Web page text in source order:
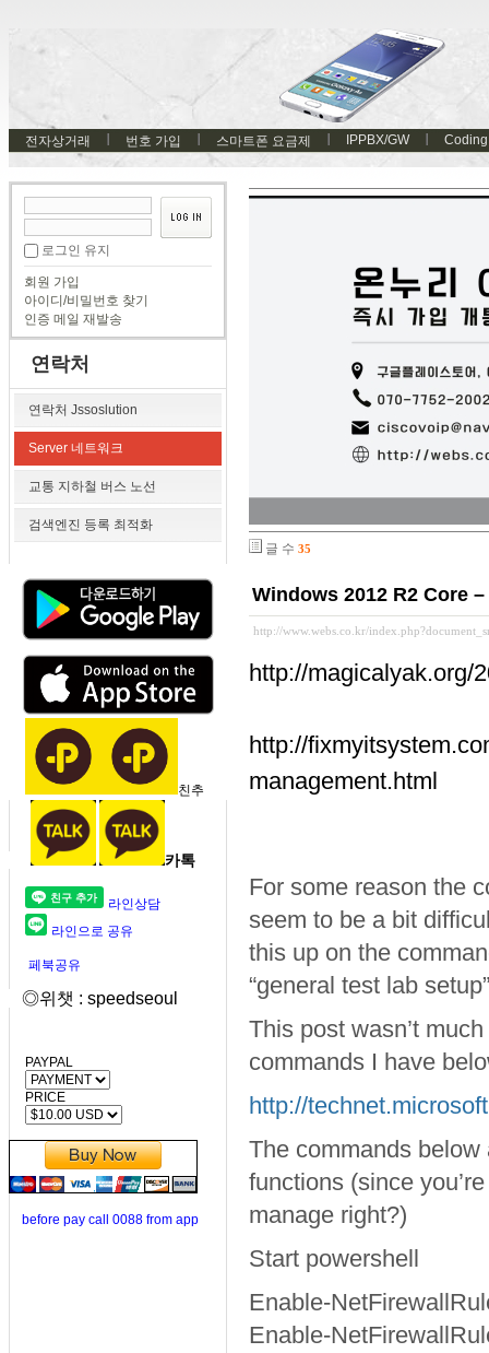
전자상거래 번호 가입 스마트폰 요금제 IPPBX/GW Coding
로그인 유지
회원 가입
아이디/비밀번호 찾기
인증 메일 재발송
연락처
연락처 Jssoslution
Server 네트워크
교통 지하철 버스 노선
검색엔진 등록 최적화
친추
카톡
라인상담
라인으로 공유
페북공유
◎위챗 : speedseoul
PAYPAL
PRICE
before pay call 0088 from app
글 수 35
Windows 2012 R2 Core
http://www.webs.co.kr/
http://magicalyak.org/
http://
management.html
For some reason the
seem to be a bit
this up on the
“general test lab
This post wasn’t
commands I have
http://
The commands
functions (since
manage right?)
Start powershell
Enable-
Enable-